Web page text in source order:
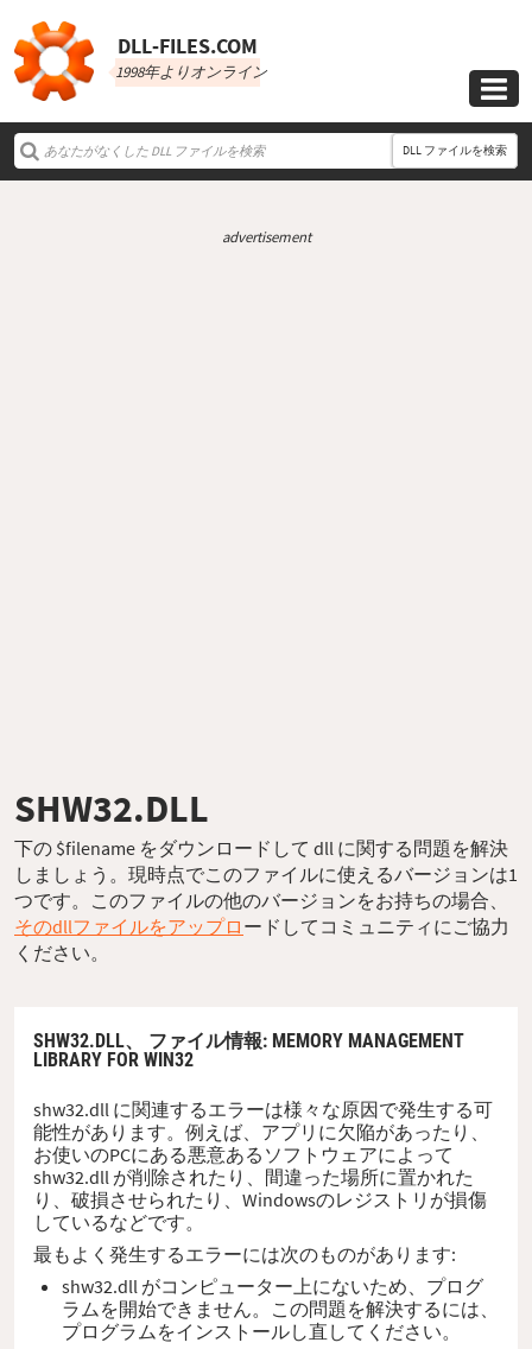
DLL‑FILES.COM
1998年よりオンライン

DLL ファイルを検索
advertisement
SHW32.DLL
下の $filename をダウンロードして dll に関する問題を解決
しましょう。現時点でこのファイルに使えるバージョンは1
つです。このファイルの他のバージョンをお持ちの場合、
そのdllファイルをアップロ ードしてコミュニティにご協力
ください。
SHW32.DLL、 ファイル情報: MEMORY MANAGEMENT
LIBRARY FOR WIN32
shw32.dll に関連するエラーは様々な原因で発生する可
能性があります。例えば、アプリに欠陥があったり、
お使いのPCにある悪意あるソフトウェアによって
shw32.dll が削除されたり、間違った場所に置かれた
り、破損させられたり、Windowsのレジストリが損傷
しているなどです。
最もよく発生するエラーには次のものがあります:
shw32.dll がコンピューター上にないため、プログ
ラムを開始できません。この問題を解決するには、
プログラムをインストールし直してください。